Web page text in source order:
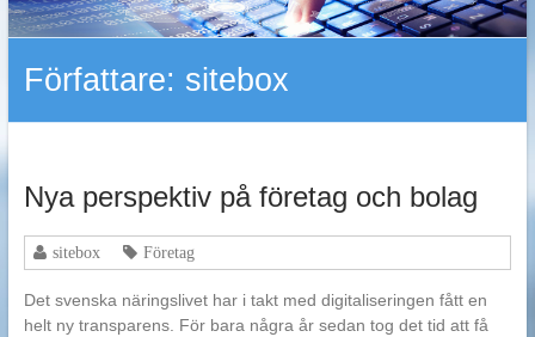
Författare: sitebox
Nya perspektiv på företag och bolag
sitebox Företag
Det svenska näringslivet har i takt med digitaliseringen fått en
helt ny transparens. För bara några år sedan tog det tid att få